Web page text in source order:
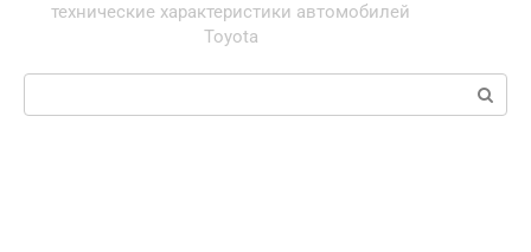
технические характеристики автомобилей
Toyota
Поиск: